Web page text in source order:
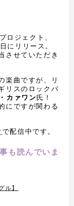
ロジェクト、
にリリース。
させていただき
楽曲ですが、リ
リスのロックバ
カァワン氏！
にですが関わる
で配信中です。
も読んでいま
ル】